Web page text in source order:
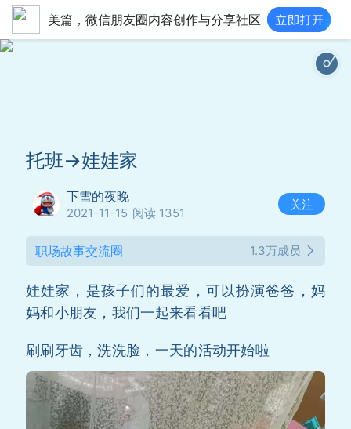
美篇，微信朋友圈内容创作与分享社区
托班→娃娃家
下雪的夜晚
2021-11-15 阅读 1351
关注
职场故事交流圈 1.3万成员
娃娃家，是孩子们的最爱，可以扮演爸爸，妈
妈和小朋友，我们一起来看看吧
刷刷牙齿，洗洗脸，一天的活动开始啦